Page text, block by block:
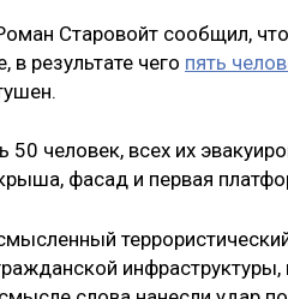
Старовойт сообщил,
результате чего пять
человек, всех их
фасад и первая